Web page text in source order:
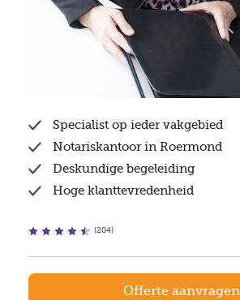
Specialist op ieder vakgebied
Notariskantoor in Roermond
Deskundige begeleiding
Hoge klanttevredenheid
(204)
Offerte aanvragen